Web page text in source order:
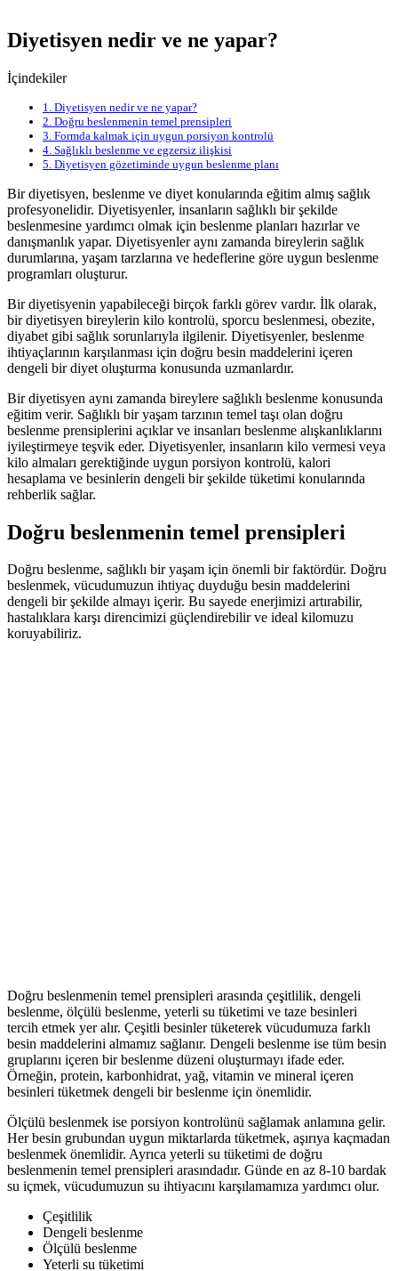
Diyetisyen nedir ve ne yapar?
İçindekiler
1. Diyetisyen nedir ve ne yapar?
2. Doğru beslenmenin temel prensipleri
3. Formda kalmak için uygun porsiyon kontrolü
4. Sağlıklı beslenme ve egzersiz ilişkisi
5. Diyetisyen gözetiminde uygun beslenme planı
Bir diyetisyen, beslenme ve diyet konularında eğitim almış sağlık
profesyonelidir. Diyetisyenler, insanların sağlıklı bir şekilde
beslenmesine yardımcı olmak için beslenme planları hazırlar ve
danışmanlık yapar. Diyetisyenler aynı zamanda bireylerin sağlık
durumlarına, yaşam tarzlarına ve hedeflerine göre uygun beslenme
programları oluşturur.
Bir diyetisyenin yapabileceği birçok farklı görev vardır. İlk olarak,
bir diyetisyen bireylerin kilo kontrolü, sporcu beslenmesi, obezite,
diyabet gibi sağlık sorunlarıyla ilgilenir. Diyetisyenler, beslenme
ihtiyaçlarının karşılanması için doğru besin maddelerini içeren
dengeli bir diyet oluşturma konusunda uzmanlardır.
Bir diyetisyen aynı zamanda bireylere sağlıklı beslenme konusunda
eğitim verir. Sağlıklı bir yaşam tarzının temel taşı olan doğru
beslenme prensiplerini açıklar ve insanları beslenme alışkanlıklarını
iyileştirmeye teşvik eder. Diyetisyenler, insanların kilo vermesi veya
kilo almaları gerektiğinde uygun porsiyon kontrolü, kalori
hesaplama ve besinlerin dengeli bir şekilde tüketimi konularında
rehberlik sağlar.
Doğru beslenmenin temel prensipleri
Doğru beslenme, sağlıklı bir yaşam için önemli bir faktördür. Doğru
beslenmek, vücudumuzun ihtiyaç duyduğu besin maddelerini
dengeli bir şekilde almayı içerir. Bu sayede enerjimizi artırabilir,
hastalıklara karşı direncimizi güçlendirebilir ve ideal kilomuzu
koruyabiliriz.
Doğru beslenmenin temel prensipleri arasında çeşitlilik, dengeli
beslenme, ölçülü beslenme, yeterli su tüketimi ve taze besinleri
tercih etmek yer alır. Çeşitli besinler tüketerek vücudumuza farklı
besin maddelerini almamız sağlanır. Dengeli beslenme ise tüm besin
gruplarını içeren bir beslenme düzeni oluşturmayı ifade eder.
Örneğin, protein, karbonhidrat, yağ, vitamin ve mineral içeren
besinleri tüketmek dengeli bir beslenme için önemlidir.
Ölçülü beslenmek ise porsiyon kontrolünü sağlamak anlamına gelir.
Her besin grubundan uygun miktarlarda tüketmek, aşırıya kaçmadan
beslenmek önemlidir. Ayrıca yeterli su tüketimi de doğru
beslenmenin temel prensipleri arasındadır. Günde en az 8-10 bardak
su içmek, vücudumuzun su ihtiyacını karşılamamıza yardımcı olur.
Çeşitlilik
Dengeli beslenme
Ölçülü beslenme
Yeterli su tüketimi